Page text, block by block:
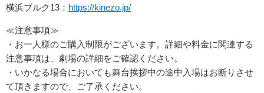
横浜ブルク13： https://kinezo.jp/
≪注意事項≫
・お一人様のご購入制限がございます。詳細や料金に関連する
注意事項は、劇場の詳細をご確認ください。
・いかなる場合においても舞台挨拶中の途中入場はお断りさせ
て頂きますので、ご了承ください。